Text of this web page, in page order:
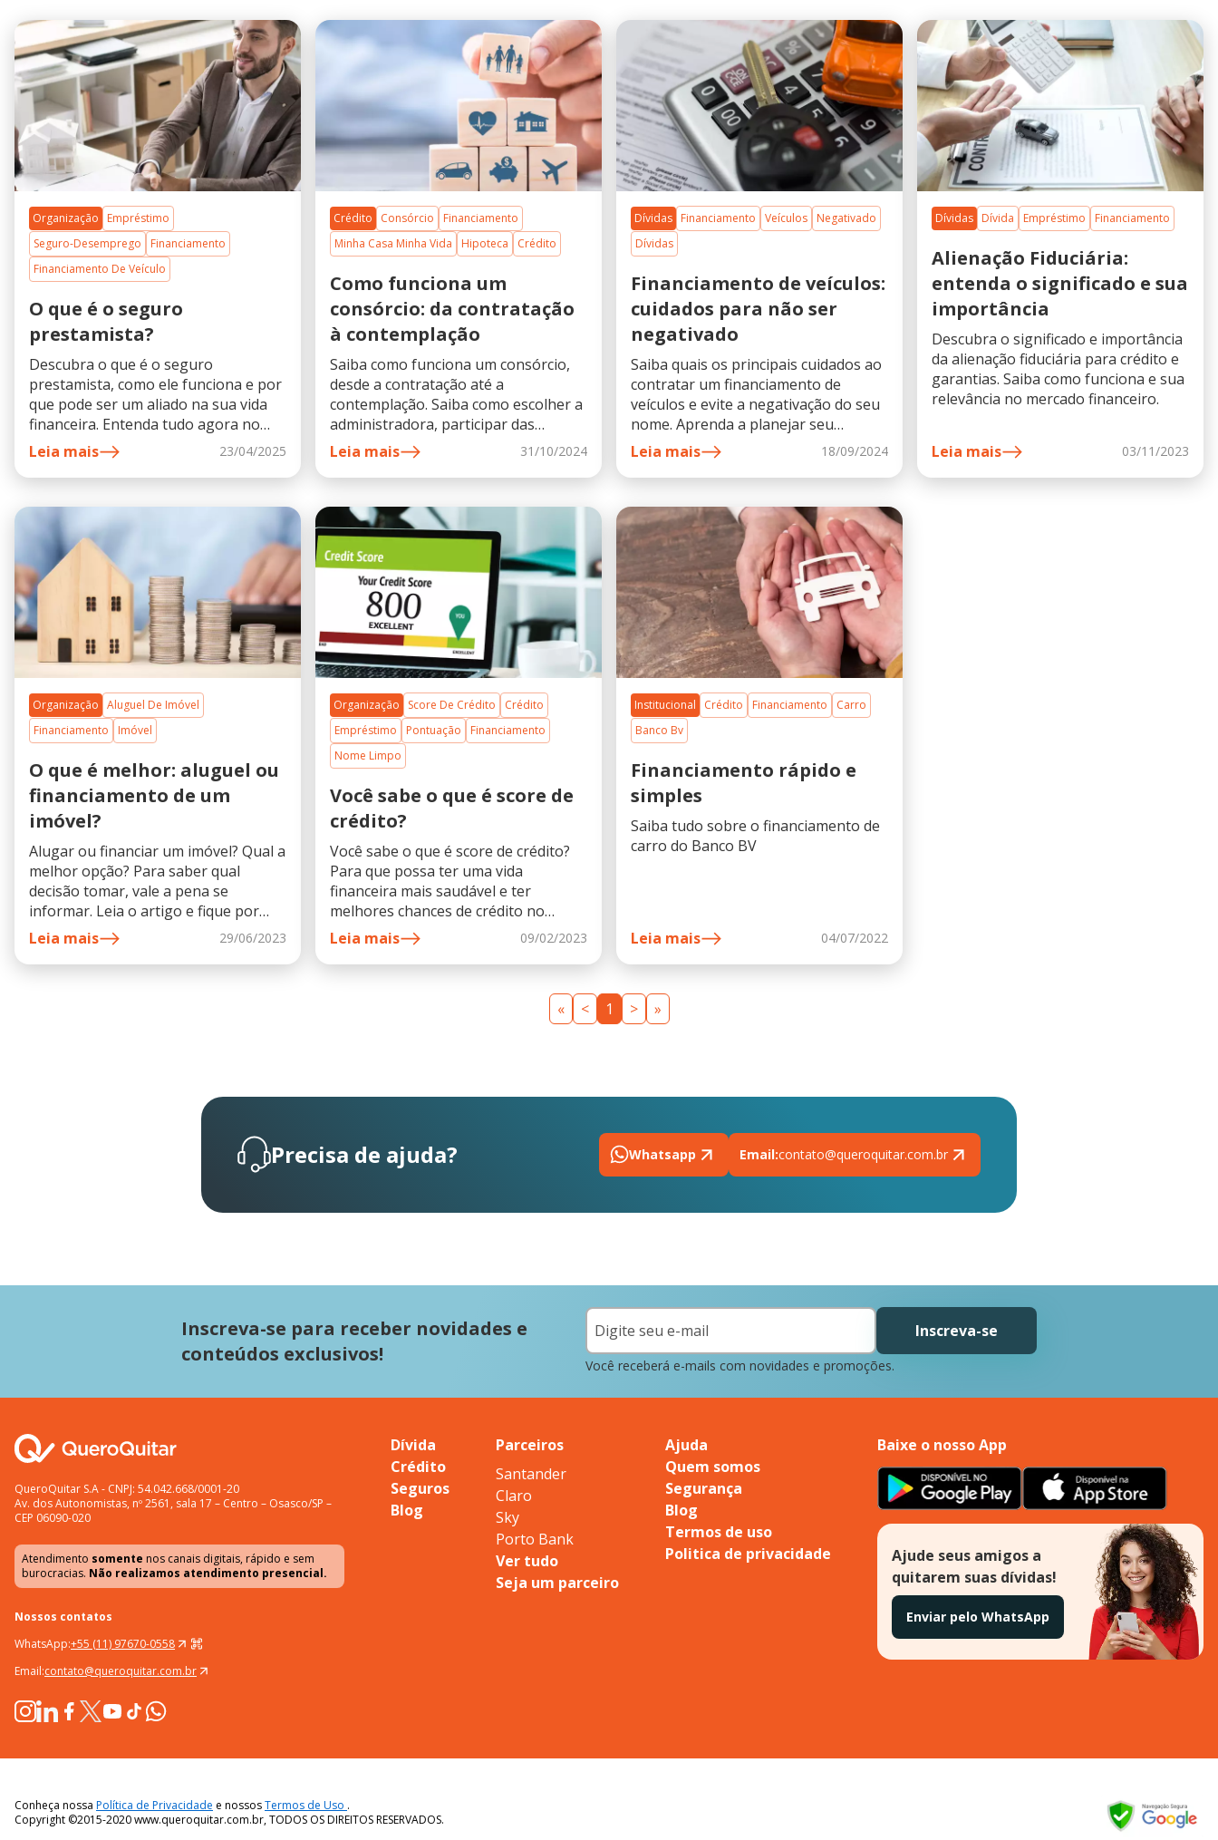
Organização
Empréstimo
Seguro-Desemprego
Financiamento
Financiamento De Veículo
O que é o seguro
prestamista?
Descubra o que é o seguro
prestamista, como ele funciona e por
que pode ser um aliado na sua vida
financeira. Entenda tudo agora no
blog da QueroQuitar!
Leia mais 23/04/2025
Crédito Consórcio
Financiamento
Minha Casa Minha Vida
Hipoteca Crédito
Como funciona um
consórcio: da contratação
à contemplação
Saiba como funciona um consórcio,
desde a contratação até a
contemplação. Saiba como escolher a
administradora, participar das
assembleias e utilizar a carta de
crédito para realizar seus objetivos.
Leia mais 31/10/2024
Dívidas Financiamento Veículos
Negativado
Dívidas
Financiamento de veículos:
cuidados para não ser
negativado
Saiba quais os principais cuidados ao
contratar um financiamento de
veículos e evite a negativação do seu
nome. Aprenda a planejar seu
orçamento, comparar opções e pagar
as parcelas em dia.
Leia mais 18/09/2024
Dívidas Dívida Empréstimo Financiamento
Alienação Fiduciária:
entenda o significado e sua
importância
Descubra o significado e importância
da alienação fiduciária para crédito e
garantias. Saiba como funciona e sua
relevância no mercado financeiro.
Leia mais 03/11/2023
Organização Aluguel De Imóvel
Financiamento
Imóvel
O que é melhor: aluguel ou
financiamento de um
imóvel?
Alugar ou financiar um imóvel? Qual a
melhor opção? Para saber qual
decisão tomar, vale a pena se
informar. Leia o artigo e fique por
dentro.
Leia mais 29/06/2023
Organização Score De Crédito
Crédito
Empréstimo
Pontuação
Financiamento
Nome Limpo
Você sabe o que é score de
crédito?
Você sabe o que é score de crédito?
Para que possa ter uma vida
financeira mais saudável e ter
melhores chances de crédito no
mercado, leia esse artigo.
Leia mais 09/02/2023
Institucional Crédito Financiamento
Carro
Banco Bv
Financiamento rápido e
simples
Saiba tudo sobre o financiamento de
carro do Banco BV
Leia mais 04/07/2022
« < 1 > »
Precisa de ajuda? Whatsapp Email:contato@queroquitar.com.br
Inscreva-se para receber novidades e
conteúdos exclusivos!
Inscreva-se
Você receberá e-mails com novidades e promoções.
QueroQuitar S.A - CNPJ: 54.042.668/0001-20
Av. dos Autonomistas, nº 2561, sala 17 – Centro – Osasco/SP –
CEP 06090-020
Atendimento somente nos canais digitais, rápido e sem
burocracias. Não realizamos atendimento presencial.
Nossos contatos
WhatsApp:+55 (11) 97670-0558
Email:contato@queroquitar.com.br
Dívida
Crédito
Seguros
Blog
Parceiros
Santander
Claro
Sky
Porto Bank
Ver tudo
Seja um parceiro
Ajuda
Quem somos
Segurança
Blog
Termos de uso
Politica de privacidade
Baixe o nosso App
Ajude seus amigos a
quitarem suas dívidas!
Enviar pelo WhatsApp
Conheça nossa Política de Privacidade e nossosTermos de Uso .
Copyright ©2015-2020 www.queroquitar.com.br, TODOS OS DIREITOS RESERVADOS.